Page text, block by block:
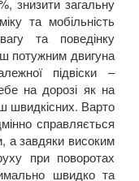
знизити загальну
та мобільність
та поведінку
потужним двигуна
підвіски –
на дорозі як на
швидкісних. Варто
справляється
а завдяки високим
при поворотах
швидко та